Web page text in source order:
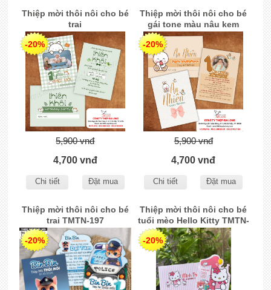
Thiệp mời thôi nôi cho bé
trai
-20%
5,900 vnđ
4,700 vnđ
Chi tiết Đặt mua
Thiệp mời thôi nôi cho bé
gái tone màu nâu kem
TMTN-205
-20%
5,900 vnđ
4,700 vnđ
Chi tiết Đặt mua
Thiệp mời thôi nôi cho bé
trai TMTN-197
-20%
Thiệp mời thôi nôi cho bé
tuổi mèo Hello Kitty TMTN-
203
-20%